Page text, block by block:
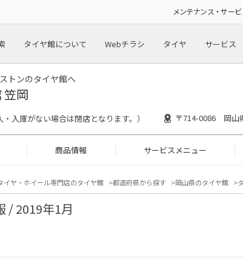
メンテナンス・サー
タイヤ館について Webチラシ タイヤ サービス
トンのタイヤ館へ
笠岡
入庫がない場合は閉店となります。） 〒714-0086 岡山
商品情報 サービスメニュー
イヤ・ホイール専門店のタイヤ館 都道府県から探す 岡山県のタイヤ館
/ 2019年1月